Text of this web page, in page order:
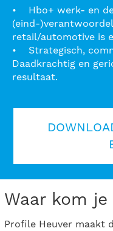
• Hbo+ werk- en
(eind-
retail/automotive is
• Strategisch,
Daadkrachtig en
resultaat.
Waar kom
Profile Heuver maakt